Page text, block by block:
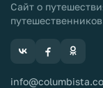
Сайт о